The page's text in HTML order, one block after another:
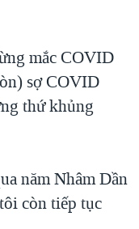
mắc COVID
sợ COVID
thứ khủng
năm Nhâm Dần
còn tiếp tục